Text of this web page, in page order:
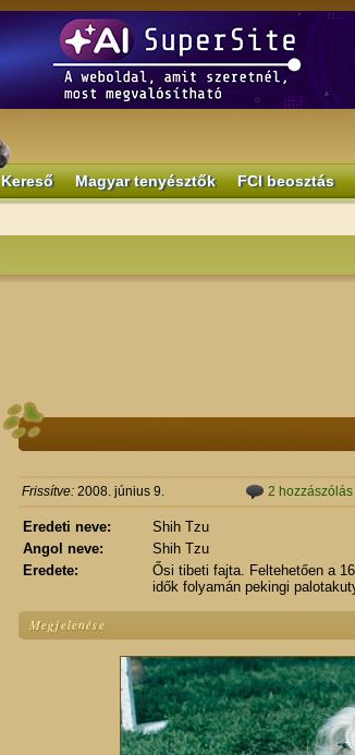
Kereső Magyar tenyésztők FCI beosztás
Frissítve: 2008. június 9. 2 hozzászólás
Eredeti neve:
Shih Tzu
Angol neve:
Shih Tzu
Eredete:
Ősi tibeti fajta. Feltehetően a
idők folyamán pekingi
Megjelenése